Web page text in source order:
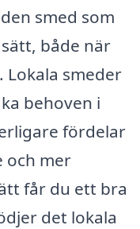
smed som
både när
Lokala smeder
behoven i
fördelar
och mer
får du ett bra
det lokala